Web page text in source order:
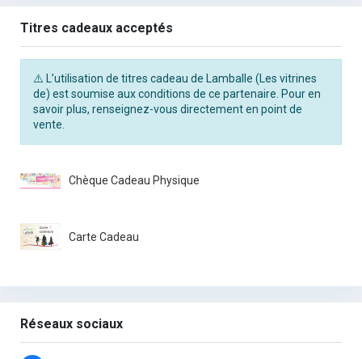
Titres cadeaux acceptés
⚠️ L’utilisation de titres cadeau de Lamballe (Les vitrines
de) est soumise aux conditions de ce partenaire. Pour en
savoir plus, renseignez-vous directement en point de
vente.
Chèque Cadeau Physique
Carte Cadeau
Réseaux sociaux